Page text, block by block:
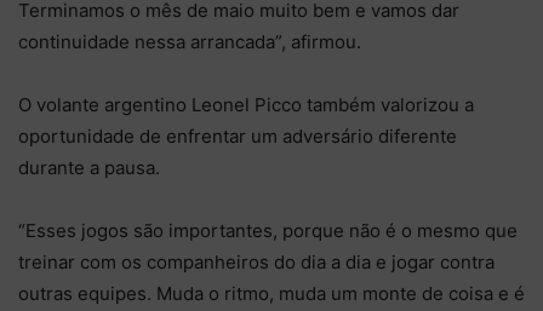
Terminamos o mês de maio muito bem e vamos dar
continuidade nessa arrancada”, afirmou.
O volante argentino Leonel Picco também valorizou a
oportunidade de enfrentar um adversário diferente
durante a pausa.
“Esses jogos são importantes, porque não é o mesmo que
treinar com os companheiros do dia a dia e jogar contra
outras equipes. Muda o ritmo, muda um monte de coisa e é